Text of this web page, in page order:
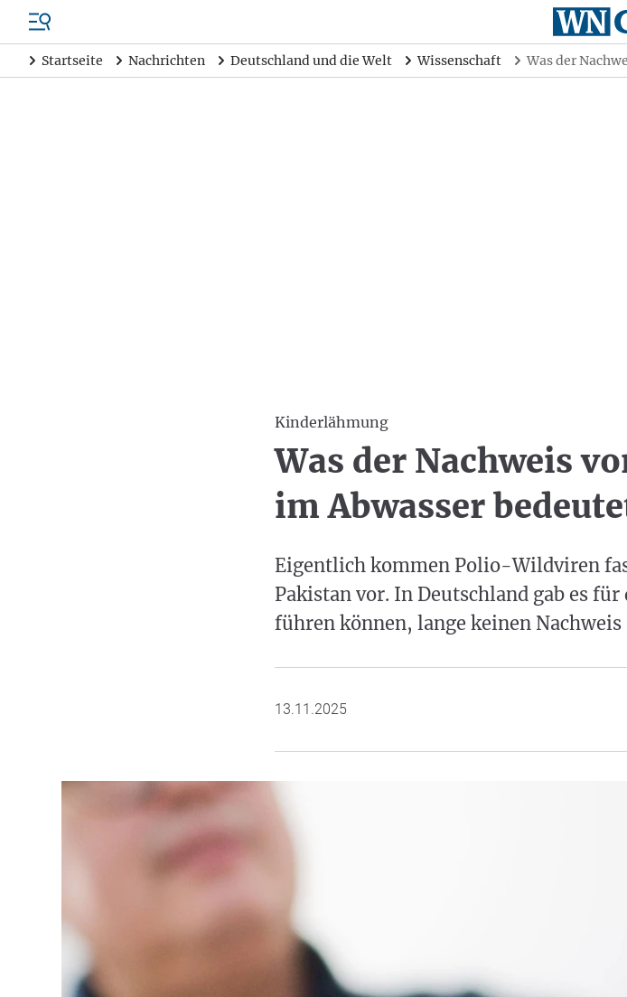
Startseite Nachrichten Deutschland und die Welt Wissenschaft Was der
Kinderlähmung
Was der Nachweis
im Abwasser
Eigentlich kommen Polio-Wildviren
Pakistan vor. In Deutschland gab es
führen können, lange keinen
13.11.2025